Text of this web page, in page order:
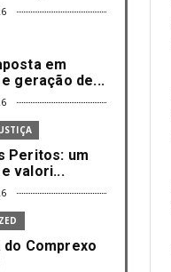
em
geração de...
Peritos: um
valori...
Comprexo